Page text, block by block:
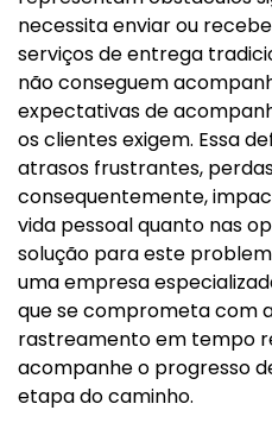
necessita enviar ou
serviços de entrega
não conseguem
expectativas de
os clientes exigem. Essa
atrasos frustrantes,
consequentemente,
vida pessoal quanto nas
solução para este
uma empresa
que se comprometa com
rastreamento em tempo
acompanhe o progresso
etapa do caminho.